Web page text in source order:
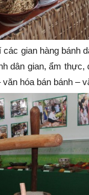
gian hàng bánh
dân gian, ẩm
hóa bán bánh –